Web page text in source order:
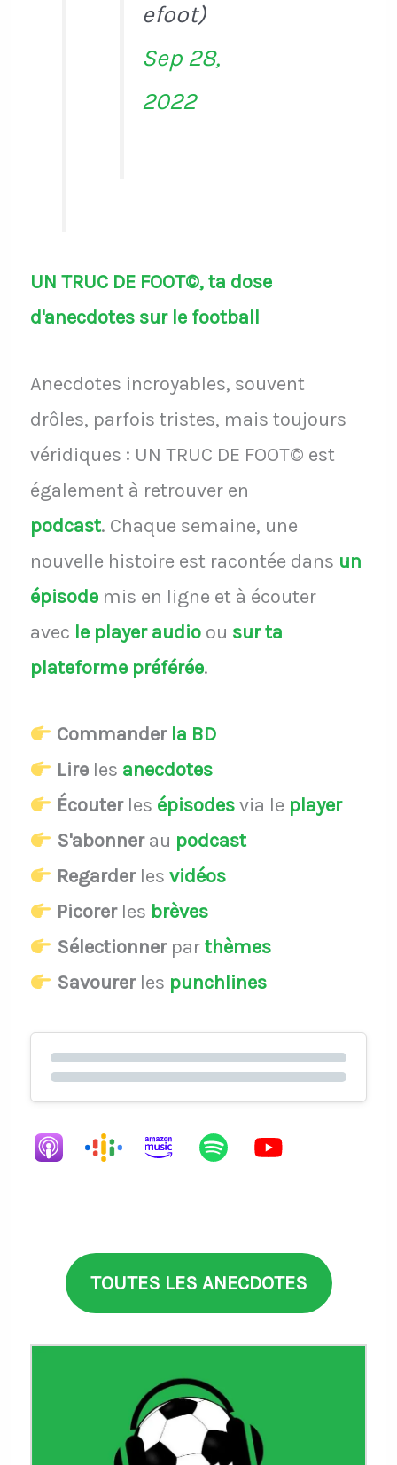
efoot)
Sep 28,
2022
UN TRUC DE FOOT©, ta dose
d'anecdotes sur le football
Anecdotes incroyables, souvent
drôles, parfois tristes, mais toujours
véridiques : UN TRUC DE FOOT© est
également à retrouver en
podcast. Chaque semaine, une
nouvelle histoire est racontée dans un
épisodemis en ligne et à écouter
avec le player audio ou sur ta
plateforme préférée.
Commander la BD
Lireles anecdotes
Écouterles épisodesvia le player
S'abonnerau podcast
Regarderles vidéos
Picorerles brèves
Sélectionnerparthèmes
Savourerles punchlines
TOUTES LES ANECDOTES